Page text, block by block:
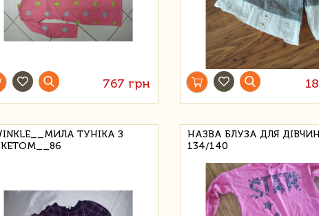
767 грн
ТУНІКА З
НАЗВА БЛУЗА ДЛЯ
134/140